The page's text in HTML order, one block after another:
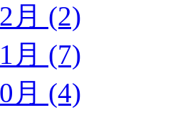
月 (2)
月 (7)
月 (4)